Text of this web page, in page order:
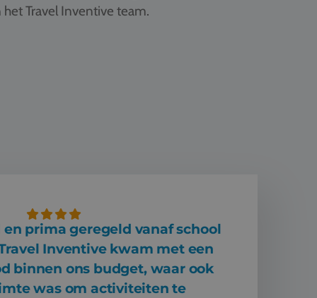
Travel Inventive team.
en prima geregeld vanaf school
Inventive kwam met een
binnen ons budget, waar ook
was om activiteiten te